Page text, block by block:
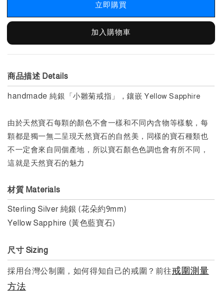
立即購買
加入購物車
商品描述 Details
handmade純銀「小雛菊戒指」，鑲嵌 Yellow Sapphire
由於天然寶石每顆的顏色不會一樣和不同內含物等樣貌，每
顆都是獨一無二呈現天然寶石的自然美，同樣的寶石種類也
不一定會來自同個產地，所以寶石顏色色調也會有所不同，
這就是天然寶石的魅力
材質 Materials
Sterling Silver 純銀 (花朵約9mm)
Yellow Sapphire (黃色藍寶石)
尺寸 Sizing
採用台灣公制圍，如何得知自己的戒圍？前往戒圍測量
方法